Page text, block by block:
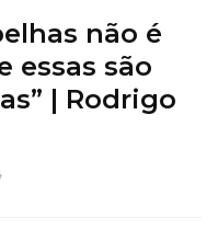
não é
essas são
| Rodrigo